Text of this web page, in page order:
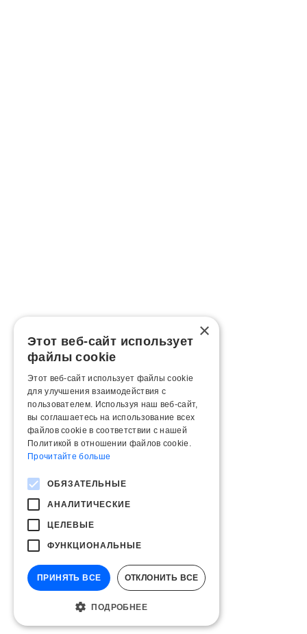
×
Этот веб-сайт использует
файлы cookie
Этот веб-сайт использует файлы cookie
для улучшения взаимодействия с
пользователем. Используя наш веб-сайт,
вы соглашаетесь на использование всех
файлов cookie в соответствии с нашей
Политикой в ​​отношении файлов cookie.
Прочитайте больше
ОБЯЗАТЕЛЬНЫЕ
АНАЛИТИЧЕСКИЕ
ЦЕЛЕВЫЕ
ФУНКЦИОНАЛЬНЫЕ
ПРИНЯТЬ ВСЕ ОТКЛОНИТЬ ВСЕ
ПОДРОБНЕЕ